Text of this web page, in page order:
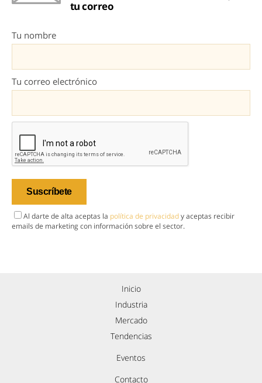
tu correo
Tu nombre
Tu correo electrónico
Al darte de alta aceptas la política de privacidady aceptas recibir
emails de marketing con información sobre el sector.
Inicio
Industria
Mercado
Tendencias
Eventos
Contacto